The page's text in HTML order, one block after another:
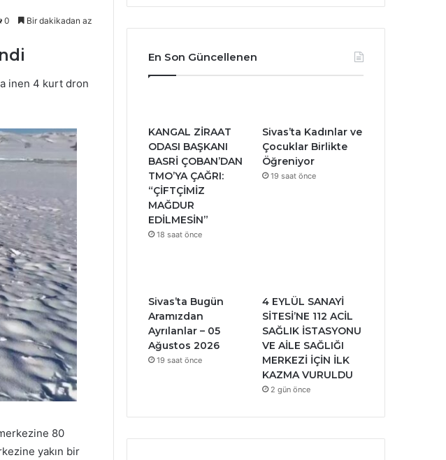
0 Bir dakikadan az
inen 4 kurt dron
80
yakın bir
En Son Güncellenen
KANGAL ZİRAAT
ODASI BAŞKANI
BASRİ ÇOBAN’DAN
TMO’YA ÇAĞRI:
“ÇİFTÇİMİZ
MAĞDUR
EDİLMESİN”
18 saat önce
Sivas’ta Kadınlar ve
Çocuklar Birlikte
Öğreniyor
19 saat önce
Sivas’ta Bugün
Aramızdan
Ayrılanlar – 05
Ağustos 2026
19 saat önce
4 EYLÜL SANAYİ
SİTESİ’NE 112 ACİL
SAĞLIK İSTASYONU
VE AİLE SAĞLIĞI
MERKEZİ İÇİN İLK
KAZMA VURULDU
2 gün önce